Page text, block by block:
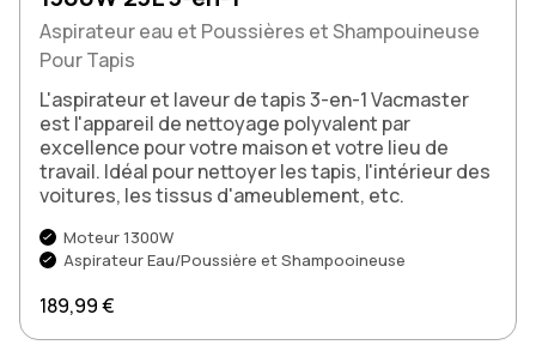
Aspirateur eau et Poussières et Shampouineuse
Pour Tapis
L'aspirateur et laveur de tapis 3-en-1 Vacmaster
est l'appareil de nettoyage polyvalent par
excellence pour votre maison et votre lieu de
travail. Idéal pour nettoyer les tapis, l'intérieur des
voitures, les tissus d'ameublement, etc.
Moteur 1300W
Aspirateur Eau/Poussière et Shampooineuse
Prix régulier
189,99 €